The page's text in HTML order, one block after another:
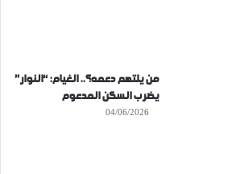
من يلتهم دعمه؟.. الغيام: “النوار”
يضرب السكن المدعوم
04/06/2026